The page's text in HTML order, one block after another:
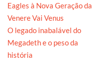
Eagles à Nova Geração da
Venere Vai Venus
O legado inabalável do
Megadeth e o peso da
história